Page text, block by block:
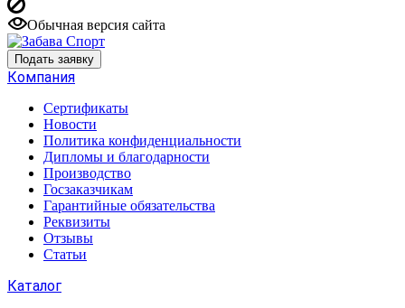
Обычная версия сайта
Подать заявку
Компания
Сертификаты
Новости
Политика конфиденциальности
Дипломы и благодарности
Производство
Госзаказчикам
Гарантийные обязательства
Реквизиты
Отзывы
Статьи
Каталог